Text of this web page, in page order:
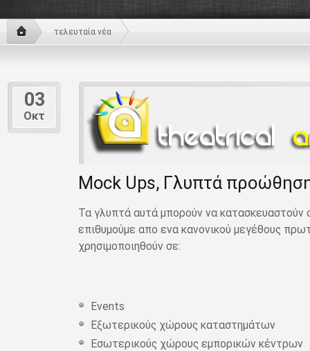
τελευταία νέα
03
Οκτ
Mock Ups, Γλυπτά
Τα γλυπτά αυτά μπορούν να κατασκευαστούν
επιθυμούμε απο ενα κανονικού μεγέθους
χρησιμοποιηθούν σε:
Events
Εξωτερικούς χώρους καταστημάτων
Εσωτερικούς χώρους εμπορικών κέντρων